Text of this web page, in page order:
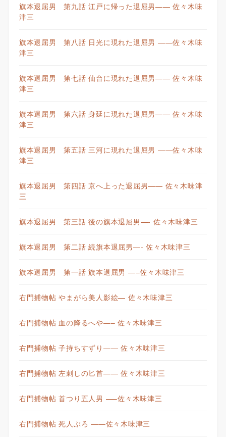
旗本退屈男 第九話 江戸に帰った退屈男—— 佐々木味
津三
旗本退屈男 第八話 日光に現れた退屈男 ——佐々木味
津三
旗本退屈男 第七話 仙台に現れた退屈男—— 佐々木味
津三
旗本退屈男 第六話 身延に現れた退屈男—— 佐々木味
津三
旗本退屈男 第五話 三河に現れた退屈男 ——佐々木味
津三
旗本退屈男 第四話 京へ上った退屈男—— 佐々木味津
三
旗本退屈男 第三話 後の旗本退屈男—- 佐々木味津三
旗本退屈男 第二話 続旗本退屈男—- 佐々木味津三
旗本退屈男 第一話 旗本退屈男 —–佐々木味津三
右門捕物帖 やまがら美人影絵— 佐々木味津三
右門捕物帖 血の降るへや—– 佐々木味津三
右門捕物帖 子持ちすずり—— 佐々木味津三
右門捕物帖 左刺しの匕首—— 佐々木味津三
右門捕物帖 首つり五人男 —–佐々木味津三
右門捕物帖 死人ぶろ ——佐々木味津三